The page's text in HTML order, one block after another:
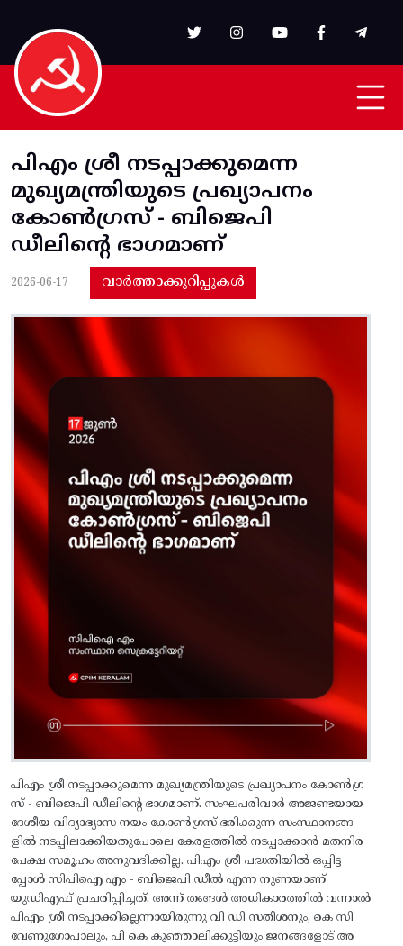
പിഎം ശ്രീ നടപ്പാക്കുമെന്ന
മുഖ്യമന്ത്രിയുടെ പ്രഖ്യാപനം
കോണ്‍ഗ്രസ്‌ - ബിജെപി
ഡീലിന്റെ ഭാഗമാണ്‌
2026-06-17 വാർത്താക്കുറിപ്പുകൾ
പിഎം ശ്രീ നടപ്പാക്കുമെന്ന മുഖ്യമന്ത്രിയുടെ പ്രഖ്യാപനം കോണ്‍ഗ്ര
സ്‌ - ബിജെപി ഡീലിന്റെ ഭാഗമാണ്‌. സംഘപരിവാര്‍ അജണ്ടയായ
ദേശീയ വിദ്യാഭ്യാസ നയം കോണ്‍ഗ്രസ്‌ ഭരിക്കുന്ന സംസ്ഥാനങ്ങ
ളില്‍ നടപ്പിലാക്കിയതുപോലെ കേരളത്തില്‍ നടപ്പാക്കാന്‍ മതനിര
പേക്ഷ സമൂഹം അനുവദിക്കില്ല. പിഎം ശ്രീ പദ്ധതിയില്‍ ഒപ്പിട്ട
പ്പോള്‍ സിപിഐ എം - ബിജെപി ഡീല്‍ എന്ന നുണയാണ്‌
യുഡിഎഫ്‌ പ്രചരിപ്പിച്ചത്‌. അന്ന്‌ തങ്ങള്‍ അധികാരത്തില്‍ വന്നാല്‍
പിഎം ശ്രീ നടപ്പാക്കില്ലെന്നായിരുന്നു വി ഡി സതീശനും, കെ സി
വേണുഗോപാലും, പി കെ കുഞ്ഞാലിക്കുട്ടിയും ജനങ്ങളോട്‌ അ